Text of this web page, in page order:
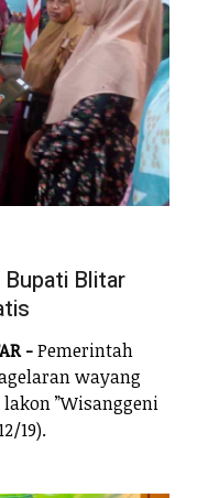
Bupati Blitar
-Pemerintah
wayang
”Wisanggeni
19).